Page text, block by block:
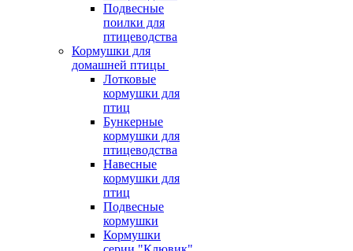
Подвесные
поилки для
птицеводства
Кормушки для
домашней птицы
Лотковые
кормушки для
птиц
Бункерные
кормушки для
птицеводства
Навесные
кормушки для
птиц
Подвесные
кормушки
Кормушки